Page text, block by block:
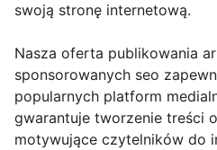
swoją stronę internetową.
Nasza oferta publikowania
sponsorowanych seo
popularnych platform
gwarantuje tworzenie treści
motywujące czytelników do